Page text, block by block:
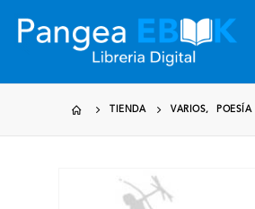
TIENDA VARIOS, POESÍA